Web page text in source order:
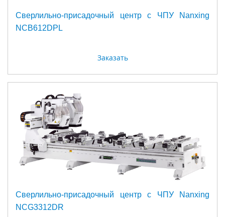
Сверлильно-присадочный центр с ЧПУ Nanxing
NСB612DPL
Заказать
Сверлильно-присадочный центр с ЧПУ Nanxing
NСG3312DR